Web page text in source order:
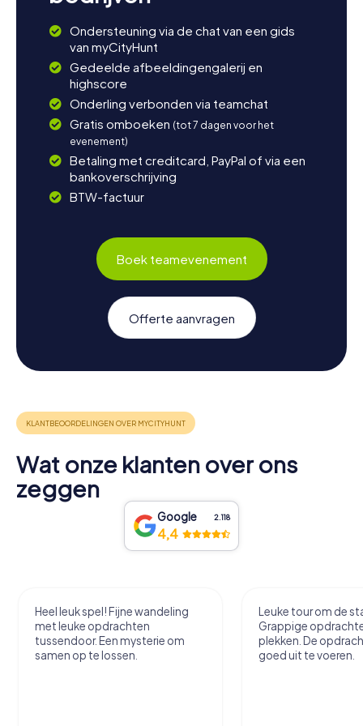
Ondersteuning via de chat van een gids
van myCityHunt
Gedeelde afbeeldingengalerij en
highscore
Onderling verbonden via teamchat
Gratis omboeken (tot 7 dagen voor het
evenement)
Betaling met creditcard, PayPal of via een
bankoverschrijving
BTW-factuur
Boek teamevenement
Offerte aanvragen
Wat onze klanten over ons
zeggen
Google 2.118
4,4
Heel leuk spel! Fijne wandeling
met leuke opdrachten
tussendoor. Een mysterie om
samen op te lossen.
Leuke tour om de
Grappige
plekken. De
goed uit te voeren.